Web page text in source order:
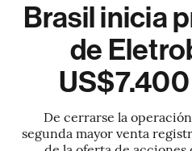
Brasil inicia
de
De cerrarse la
segunda mayor venta